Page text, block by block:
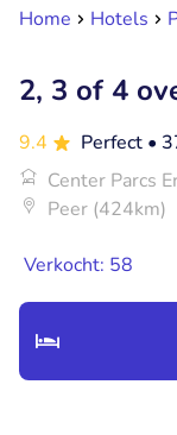
Home Hotels
2, 3 of 4
9.4 Perfect •
Center Parcs
Peer (424km)
Verkocht: 58